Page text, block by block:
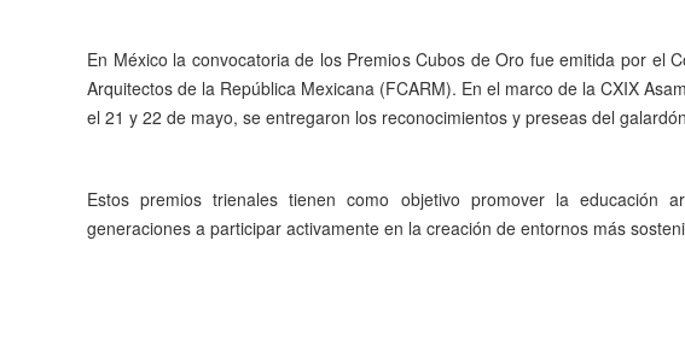
En México la convocatoria de los Premios Cubos de Oro fue emitida por el
Arquitectos de la República Mexicana (FCARM). En el marco de la CXIX
el 21 y 22 de mayo, se entregaron los reconocimientos y preseas del
Estos premios trienales tienen como objetivo promover la educación
generaciones a participar activamente en la creación de entornos más